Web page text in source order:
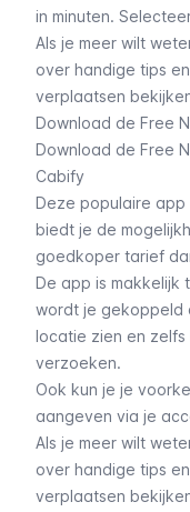
in minuten.
Als je meer wilt
over handige tips
verplaatsen
Download de Free
Download de Free
Cabify
Deze populaire app
biedt je de
goedkoper tarief
De app is makkelijk
wordt je gekoppeld
locatie zien en
verzoeken.
Ook kun je je
aangeven via je
Als je meer wilt
over handige tips
verplaatsen